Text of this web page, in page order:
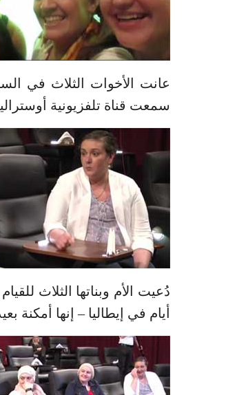
عانت الأخوات الثلاث في
سمعت قناة تلفزيونية
أيام في إيطاليا – إنها أمكنة